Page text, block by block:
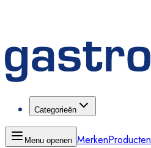
Categorieën
Menu openen MerkenProducten